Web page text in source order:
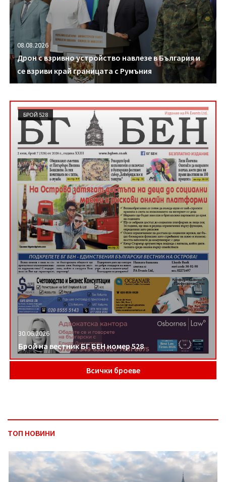
08.08.2026
Дрон с взривно устройство навлезе в България и
се взриви край границата с Румъния
БРОЙ 528
30.06.2026
Брой на вестник БГ БЕН номер 528
Всички броеве
ТОП НОВИНИ